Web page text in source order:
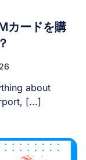
カードを購
about
[...]